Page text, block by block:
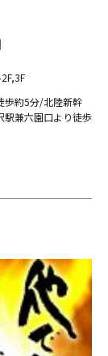
歩約5分/北陸新幹
駅兼六園口より徒歩